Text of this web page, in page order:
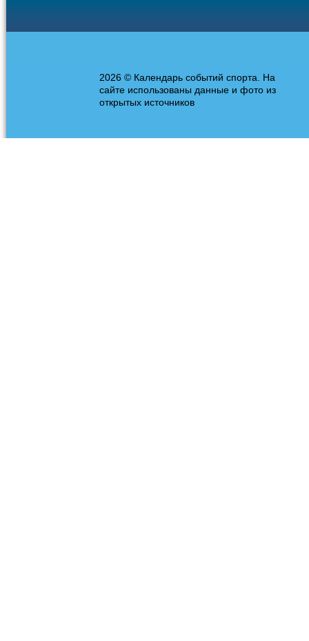
2026 © Календарь событий спорта. На
сайте использованы данные и фото из
открытых источников